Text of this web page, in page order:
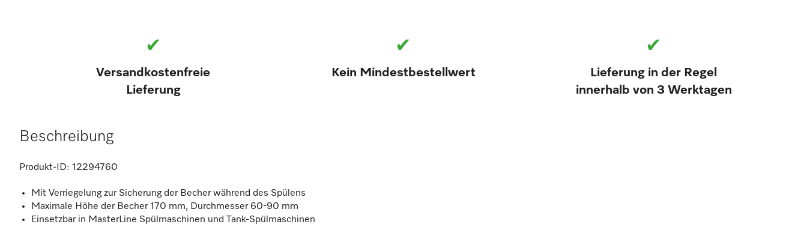
✔
Versandkostenfreie
Lieferung
✔
Kein Mindestbestellwert
✔
Lieferung in der Regel
innerhalb von 3 Werktagen
Beschreibung
Produkt-ID: 12294760
Mit Verriegelung zur Sicherung der Becher während des Spülens
Maximale Höhe der Becher 170 mm, Durchmesser 60-90 mm
Einsetzbar in MasterLine Spülmaschinen und Tank-Spülmaschinen